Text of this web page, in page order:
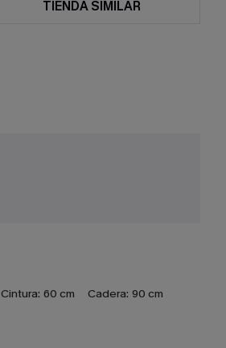
TIENDA SIMILAR
Cintura: 60 cm Cadera: 90 cm